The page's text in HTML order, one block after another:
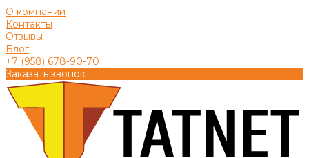
О компании
Контакты
Отзывы
Блог
+7 (958) 678-90-70
Заказать звонок